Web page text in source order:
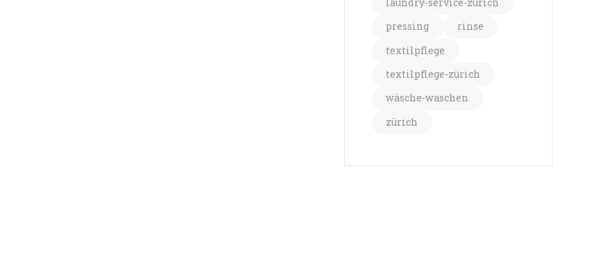
pressing
rinse
textilpflege
textilpflege-zürich
wäsche-waschen
zürich